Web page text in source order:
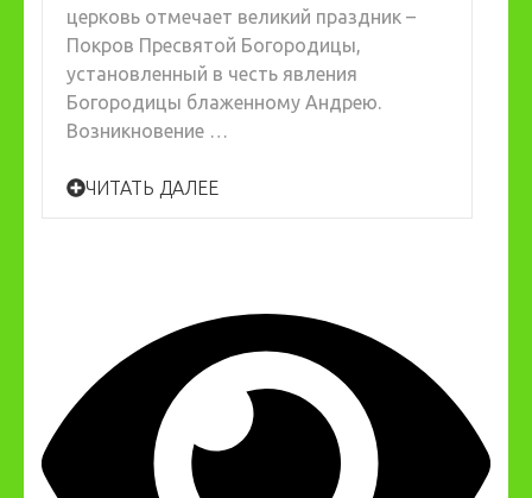
церковь отмечает великий праздник –
Покров Пресвятой Богородицы,
установленный в честь явления
Богородицы блаженному Андрею.
Возникновение …
ЧИТАТЬ ДАЛЕЕ